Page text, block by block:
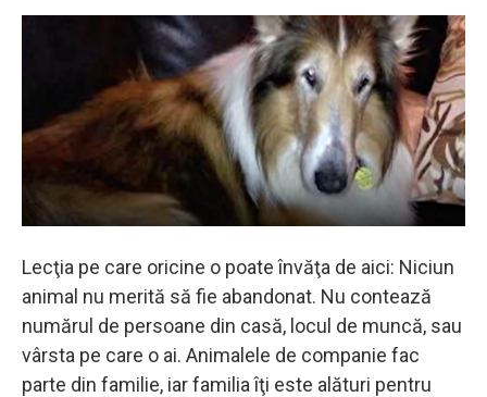
Lecţia pe care oricine o poate învăţa de aici: Niciun
animal nu merită să fie abandonat. Nu contează
numărul de persoane din casă, locul de muncă, sau
vârsta pe care o ai. Animalele de companie fac
parte din familie, iar familia îţi este alături pentru